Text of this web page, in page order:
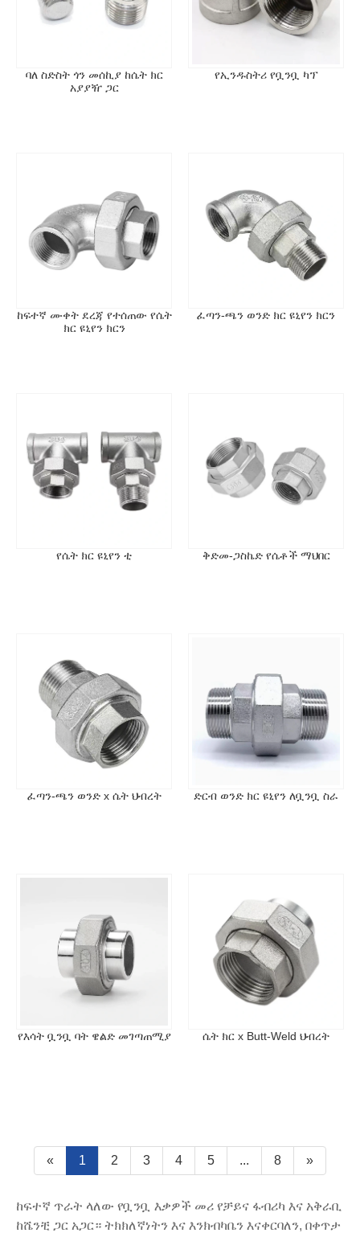
የፋብሪካ-ቀጥታ ዋጋ አወጣጥ፡ ለአከፋፋዮች ተወዳዳሪ ህዳጎች እና
እና ወቅታዊ ማድረስን ያረጋግጣል።
ፈጣን ምላሽ፡ በ24 ሰዓታት ውስጥ ፈጣን ተሳትፎ።
ባለ ስድስት ጎን መሰኪያ ከሴት ክር
አያያዥ ጋር
የኢንዱስትሪ የቧንቧ ካፕ
ከፍተኛ ሙቀት ደረጃ የተሰጠው የሴት
ክር ዩኒየን ክርን
ፈጣን-ጫን ወንድ ክር ዩኒየን ክርን
የሴት ክር ዩኒየን ቲ ቅድመ-ጋስኬድ የሴቶች ማህበር
ፈጣን-ጫን ወንድ x ሴት ህብረት ድርብ ወንድ ክር ዩኒየን ለቧንቧ ስራ
የእሳት ቧንቧ ባት ዌልድ መገጣጠሚያ ሴት ክር x Butt-Weld ህብረት
« 1 2 3 4 5 ... 8 »
ከፍተኛ ጥራት ላለው የቧንቧ እቃዎች መሪ የቻይና ፋብሪካ እና አቅራቢ
ከሼንቺ ጋር አጋር። ትክክለኛነትን እና እንክብካቤን እናቀርባለን, በቀጥታ